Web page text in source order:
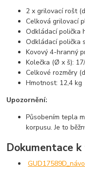
2 x grilovací rošt
Celková grilovací
Odkládací polička
Odkládací polička
Kovový 4-hranný
Kolečka (Ø x š):
Celkové rozměry
Hmotnost: 12,4 kg
Upozornění:
Působením tepla
korpusu. Je to
Dokumentace